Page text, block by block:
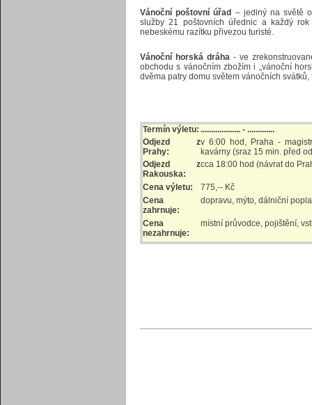
Vánoční poštovní úřad – jediný na světě
služby 21 poštovních úřednic a každý
nebeskému razítku přivezou turisté.
Vánoční horská dráha - ve
obchodu s vánočním zbožím i „vánoční
dvěma patry domu světem vánočních
Termín výletu: ................... - .............
Odjezd z
Prahy:
v 6:00 hod, Praha -
kavárny (sraz 15 min. před
Odjezd z
Rakouska:
cca 18:00 hod (návrat do
Cena výletu:
775,-- Kč
Cena
zahrnuje:
dopravu, mýto, dálniční
Cena
nezahrnuje:
místní průvodce, pojištění,